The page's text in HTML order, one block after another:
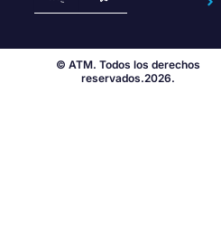
© ATM. Todos los derechos
reservados.2026.